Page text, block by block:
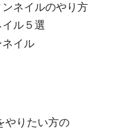
ネイルのやり方
ル５選
イル
やりたい方の